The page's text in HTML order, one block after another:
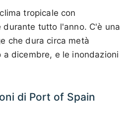
tropicale con
durante tutto l'anno. C'è una
che dura circa metà
a dicembre, e le inondazioni
di Port of Spain